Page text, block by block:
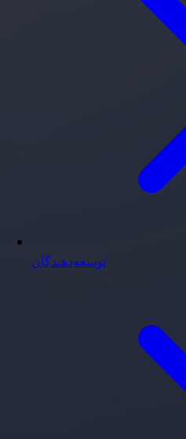
توسعه‌دهندگان